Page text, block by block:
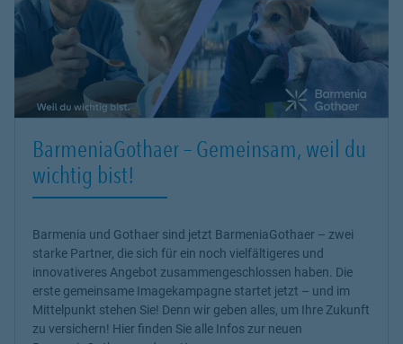
BarmeniaGothaer – Gemeinsam, weil du
wichtig bist!
Barmenia und Gothaer sind jetzt BarmeniaGothaer – zwei
starke Partner, die sich für ein noch vielfältigeres und
innovativeres Angebot zusammengeschlossen haben. Die
erste gemeinsame Imagekampagne startet jetzt – und im
Mittelpunkt stehen Sie! Denn wir geben alles, um Ihre Zukunft
zu versichern! Hier finden Sie alle Infos zur neuen